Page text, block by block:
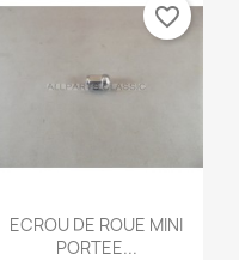
Aperçu rapide
ECROU DE ROUE MINI
PORTEE...
favorite_border